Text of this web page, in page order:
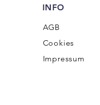
INFO
AGB
Cookies
Impressum